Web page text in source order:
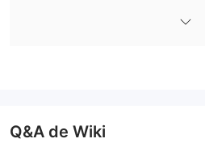
Q&A de Wiki